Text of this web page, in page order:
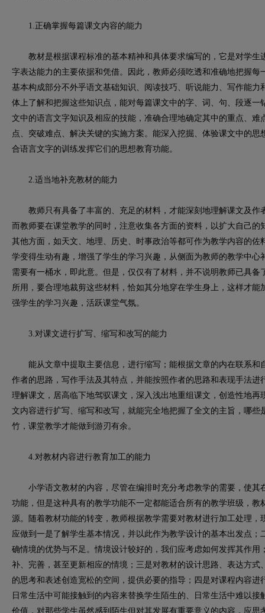
1.正确掌握每篇课文内容的能力
教材是根据课程标准的基本精神和具体要求编写的，它是对学生
字表达能力的主要依据和凭借。因此，教师必须吃透和准确地把握
基本构成部分不外乎语文基础知识、阅读技巧、听说能力、写作能
体上了解和把握这些知识点，能对每篇课文中的字、词、句、段逐
文中的语言文字知识及相应的技能，准确合理地确定其中的重点、
点、突破难点、解决关键的实施方案。能深入挖掘、体验课文中的
合语言文字的训练发挥它们的思想教育功能。
2.适当地补充教材的能力
教师只有具备了丰富的、充足的材料，才能深刻地理解课文及作
而教师要在课堂教学的同时，注意收集各方面的资料，以扩大自己
其他方面，如天文、地理、历史、时事政治等都可作为教学内容的
学变得生动有趣，增强了学生的学习兴趣，从侧面为教师的教学中
需要有一桶水，即此意。但是，仅仅有了材料，并不说明教师已具
所用，要合理地裁剪这些材料，恰如其分地穿在学生身上，这样才
强学生的学习兴趣，活跃课堂气氛。
3.对课文进行扩写、缩写和改写的能力
能从文章中提取主要信息，进行缩写；能根据文章的内在联系和
作者的思路，写作手法及其特点，并能按照作者的思路和表现手法
理解课文，居高临下地驾驭课文，深入浅出地重组课文，创造性地
文内容进行扩写、缩写和改写，就能完全地把握了全文的主旨，哪
竹，课堂教学才能做到游刃有余。
4.对教材内容进行教育加工的能力
小学语文教材的内容，尽管在编排时充分考虑教学的需要，使其
功能，但是这种具有的教学功能不一定都能适合所有的教学班级，
源。随着教材功能的转变，教师根据教学需要对教材进行加工处理
应做到一是了解学生基本情况，并以此作为教学设计的基本出发点
确情境的优势与不足。情境设计较好的，我们应考虑如何发挥其作
补、完善，甚至更新相应的情境；三是对教材的设计思路、表达方
的思考和表述创造宽松的空间，提供必要的指导；四是对课程内容
日常生活中可能接触到的内容来替换学生陌生的、日常生活中难以
价值，对那些学生虽然感到陌生但对其发展有重要意义的内容，应